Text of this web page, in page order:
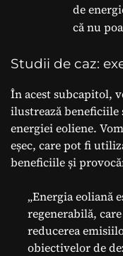
de
că nu
Studii de caz:
În acest subcapitol,
ilustrează
energiei eoliene.
eșec, care pot fi
beneficiile și
„Energia eoliană
regenerabilă,
reducerea
obiectivelor de